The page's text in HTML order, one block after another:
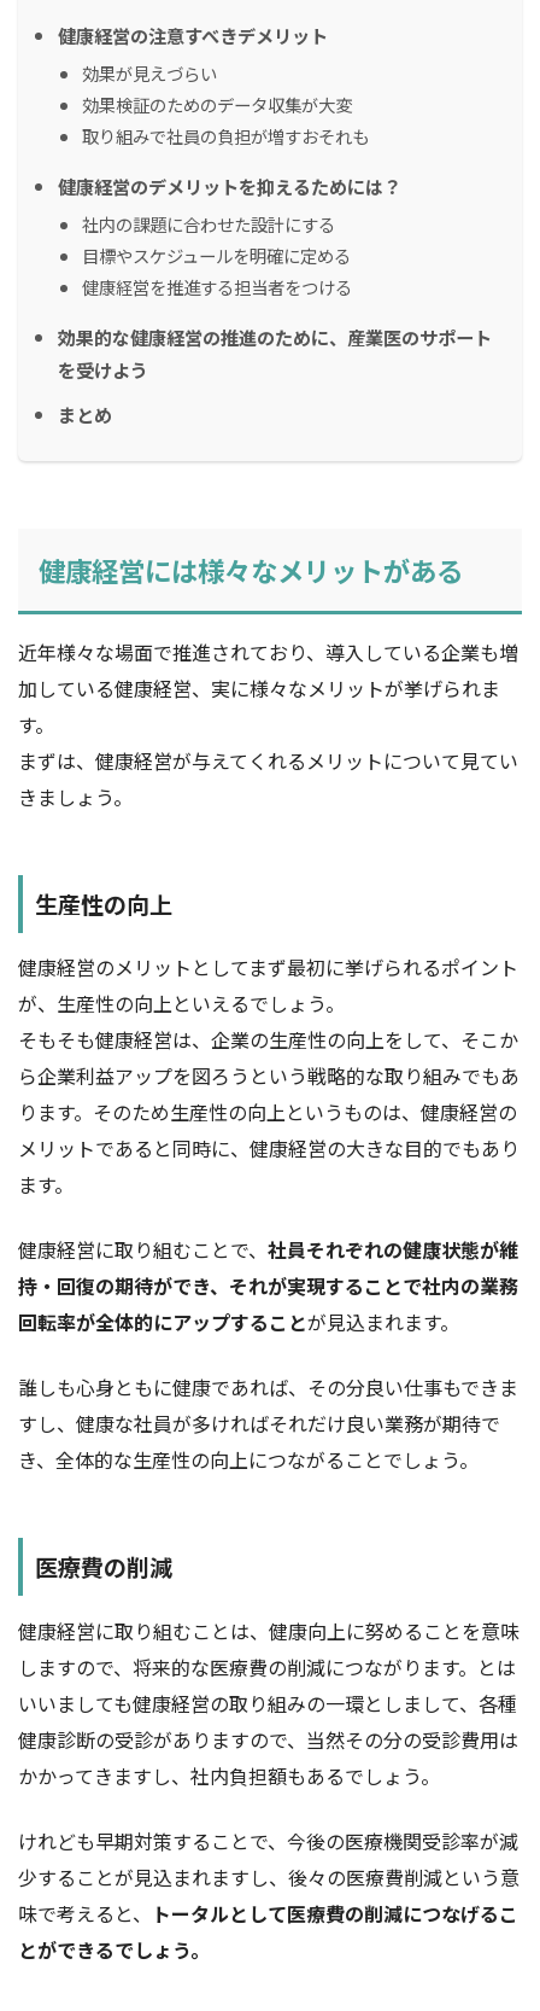
健康経営の注意すべきデメリット
効果が見えづらい
効果検証のためのデータ収集が大変
取り組みで社員の負担が増すおそれも
健康経営のデメリットを抑えるためには？
社内の課題に合わせた設計にする
目標やスケジュールを明確に定める
健康経営を推進する担当者をつける
効果的な健康経営の推進のために、産業医のサポート
を受けよう
まとめ
健康経営には様々なメリットがある
近年様々な場面で推進されており、導入している企業も増
加している健康経営、実に様々なメリットが挙げられま
す。
まずは、健康経営が与えてくれるメリットについて見てい
きましょう。
生産性の向上
健康経営のメリットとしてまず最初に挙げられるポイント
が、生産性の向上といえるでしょう。
そもそも健康経営は、企業の生産性の向上をして、そこか
ら企業利益アップを図ろうという戦略的な取り組みでもあ
ります。そのため生産性の向上というものは、健康経営の
メリットであると同時に、健康経営の大きな目的でもあり
ます。
健康経営に取り組むことで、 社員それぞれの健康状態が維
持・回復の期待ができ、それが実現することで社内の業務
回転率が全体的にアップすることが見込まれます。
誰しも心身ともに健康であれば、その分良い仕事もできま
すし、健康な社員が多ければそれだけ良い業務が期待で
き、全体的な生産性の向上につながることでしょう。
医療費の削減
健康経営に取り組むことは、健康向上に努めることを意味
しますので、将来的な医療費の削減につながります。とは
いいましても健康経営の取り組みの一環としまして、各種
健康診断の受診がありますので、当然その分の受診費用は
かかってきますし、社内負担額もあるでしょう。
けれども早期対策することで、今後の医療機関受診率が減
少することが見込まれますし、後々の医療費削減という意
味で考えると、
トータルとして医療費の削減につなげるこ
とができるでしょう。